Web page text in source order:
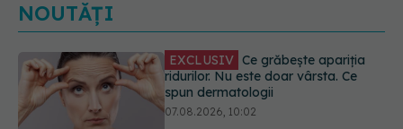
NOUTĂȚI
Ce se întâmplă cu colesterolul când
consumăm lactate integrale?
07.08.2026, 09:12